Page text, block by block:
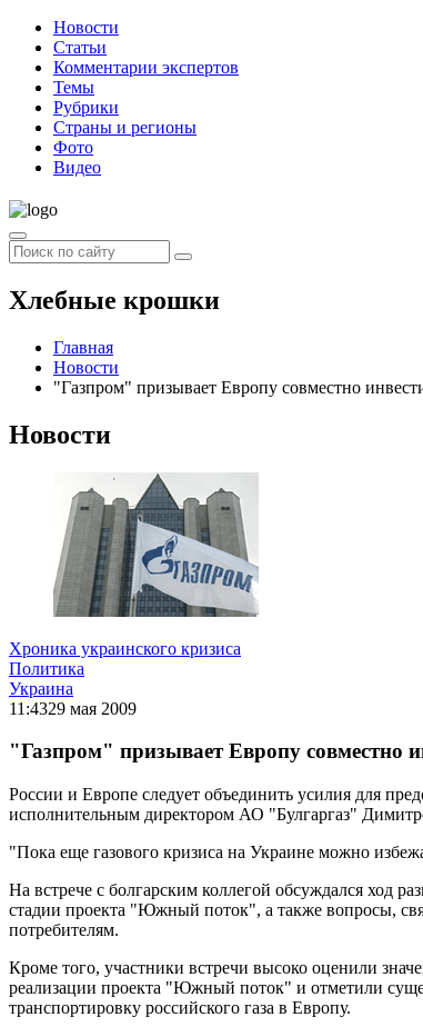
Новости
Статьи
Комментарии экспертов
Темы
Рубрики
Страны и регионы
Фото
Видео
Хлебные крошки
Главная
Новости
"Газпром" призывает Европу совместно
Новости
Хроника украинского кризиса
Политика
Украина
11:4329 мая 2009
"Газпром" призывает Европу совместно
России и Европе следует объединить усилия для
исполнительным директором АО "Булгаргаз"
"Пока еще газового кризиса на Украине можно
На встрече с болгарским коллегой обсуждался ход
стадии проекта "Южный поток", а также вопросы,
потребителям.
Кроме того, участники встречи высоко оценили
реализации проекта "Южный поток" и отметили
транспортировку российского газа в Европу.